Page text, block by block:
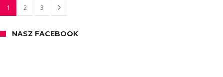
1 2 3
NASZ FACEBOOK